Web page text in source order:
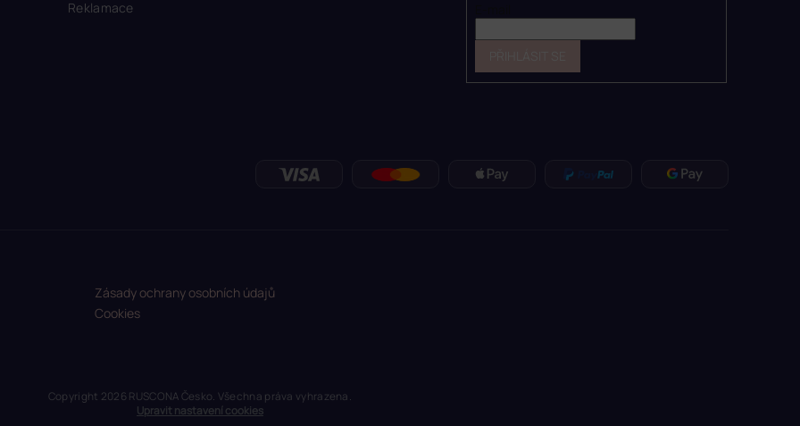
Reklamace
Zásady ochrany osobních údajů
Cookies
Copyright 2026 RUSCONA Česko. Všechna práva vyhrazena.
Upravit nastavení cookies